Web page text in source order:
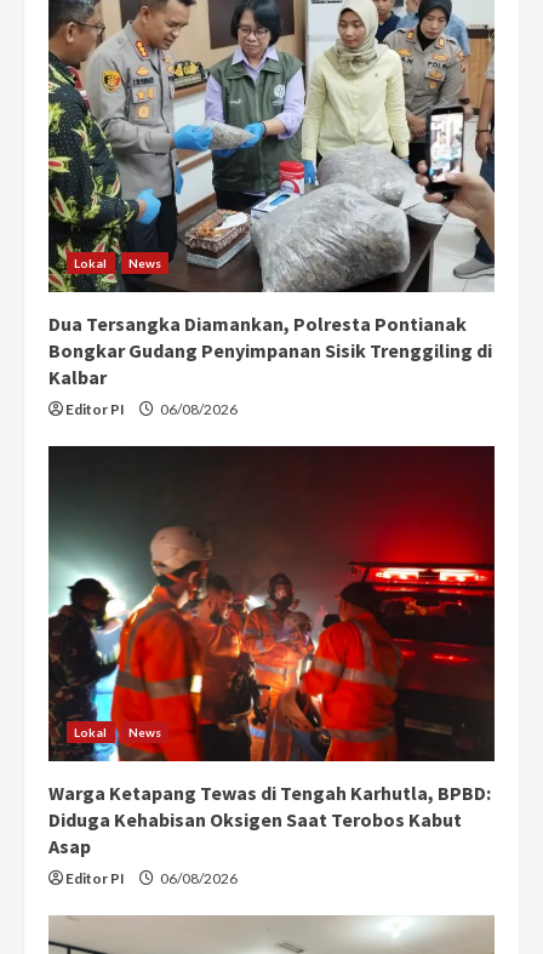
Lokal News
Dua Tersangka Diamankan, Polresta Pontianak
Bongkar Gudang Penyimpanan Sisik Trenggiling di
Kalbar
Editor PI 06/08/2026
Lokal News
Warga Ketapang Tewas di Tengah Karhutla, BPBD:
Diduga Kehabisan Oksigen Saat Terobos Kabut
Asap
Editor PI 06/08/2026